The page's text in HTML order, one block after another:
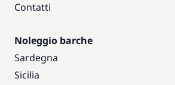
Contatti
Noleggio barche
Sardegna
Sicilia